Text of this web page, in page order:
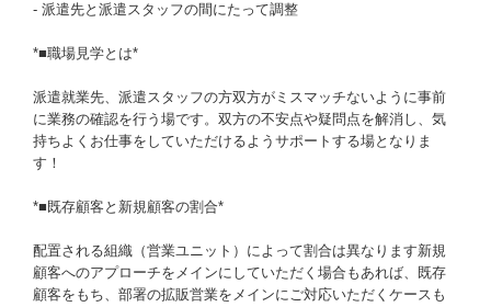
- 派遣先と派遣スタッフの間にたって調整
*■職場見学とは*
派遣就業先、派遣スタッフの方双方がミスマッチないように事前
に業務の確認を行う場です。双方の不安点や疑問点を解消し、気
持ちよくお仕事をしていただけるようサポートする場となりま
す！
*■既存顧客と新規顧客の割合*
配置される組織（営業ユニット）によって割合は異なります新規
顧客へのアプローチをメインにしていただく場合もあれば、既存
顧客をもち、部署の拡販営業をメインにご対応いただくケースも